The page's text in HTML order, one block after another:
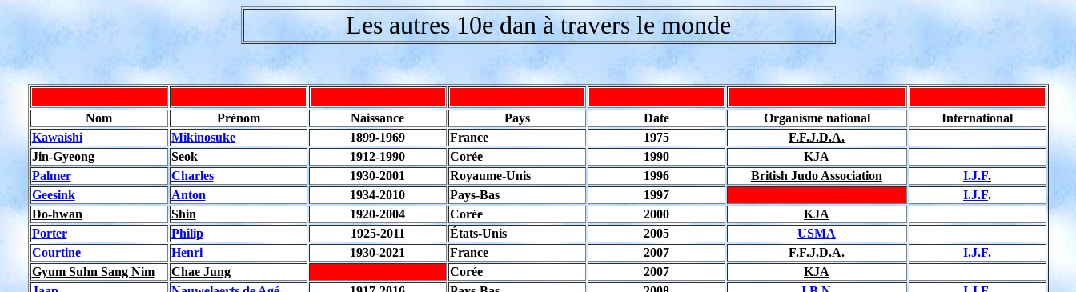
Les autres 10e dan à travers le monde
Nom Prénom Naissance Pays Date Organisme national
International
Kawaishi
Mikinosuke 1899-1969 France 1975
F.F.J.D.A.
Jin-Gyeong
Seok 1912-1990 Corée 1990
KJA
Palmer
Charles 1930-2001 Royaume-Unis 1996 British Judo Association I.J.F.
Geesink
Anton 1934-2010 Pays-Bas 1997 I.J.F.
Do-hwan
Shin 1920-2004 Corée 2000
KJA
Porter
Philip 1925-2011 États-Unis 2005
USMA
Courtine
Henri 1930-2021 France 2007 F.F.J.D.A.
I.J.F.
Gyum Suhn Sang Nim
Chae Jung Corée 2007
KJA